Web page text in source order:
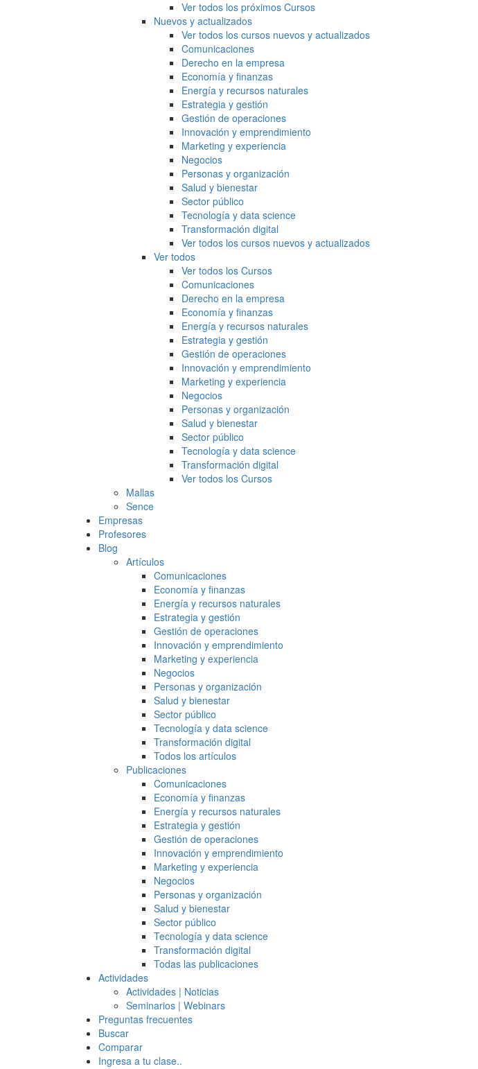
Ver todos los próximos Cursos
Nuevos y actualizados
Ver todos los cursos nuevos y actualizados
Comunicaciones
Derecho en la empresa
Economía y finanzas
Energía y recursos naturales
Estrategia y gestión
Gestión de operaciones
Innovación y emprendimiento
Marketing y experiencia
Negocios
Personas y organización
Salud y bienestar
Sector público
Tecnología y data science
Transformación digital
Ver todos los cursos nuevos y actualizados
Ver todos
Ver todos los Cursos
Comunicaciones
Derecho en la empresa
Economía y finanzas
Energía y recursos naturales
Estrategia y gestión
Gestión de operaciones
Innovación y emprendimiento
Marketing y experiencia
Negocios
Personas y organización
Salud y bienestar
Sector público
Tecnología y data science
Transformación digital
Ver todos los Cursos
Mallas
Sence
Empresas
Profesores
Blog
Artículos
Comunicaciones
Economía y finanzas
Energía y recursos naturales
Estrategia y gestión
Gestión de operaciones
Innovación y emprendimiento
Marketing y experiencia
Negocios
Personas y organización
Salud y bienestar
Sector público
Tecnología y data science
Transformación digital
Todos los artículos
Publicaciones
Comunicaciones
Economía y finanzas
Energía y recursos naturales
Estrategia y gestión
Gestión de operaciones
Innovación y emprendimiento
Marketing y experiencia
Negocios
Personas y organización
Salud y bienestar
Sector público
Tecnología y data science
Transformación digital
Todas las publicaciones
Actividades
Actividades | Noticias
Seminarios | Webinars
Preguntas frecuentes
Buscar
Comparar
Ingresa a tu clase..